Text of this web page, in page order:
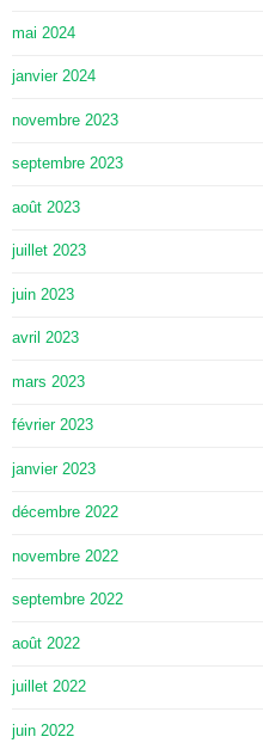
mai 2024
janvier 2024
novembre 2023
septembre 2023
août 2023
juillet 2023
juin 2023
avril 2023
mars 2023
février 2023
janvier 2023
décembre 2022
novembre 2022
septembre 2022
août 2022
juillet 2022
juin 2022